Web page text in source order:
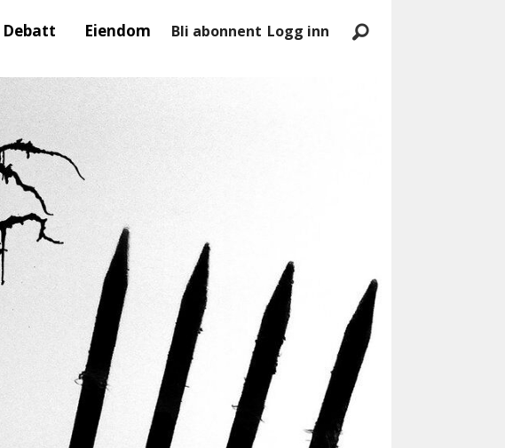
Debatt Eiendom Bli abonnent Logg inn